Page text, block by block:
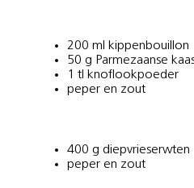
200 ml kippenbouillon
50 g Parmezaanse
1 tl knoflookpoeder
peper en zout
400 g diepvrieserwten
peper en zout